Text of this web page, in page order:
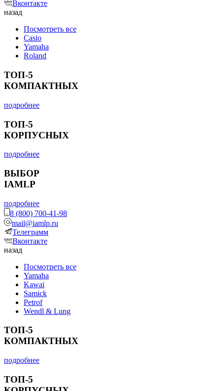
Вконтакте
назад
Посмотреть все
Casio
Yamaha
Roland
ТОП-5
КОМПАКТНЫХ
подробнее
ТОП-5
КОРПУСНЫХ
подробнее
ВЫБОР
IAMLP
подробнее
8 (800) 700-41-98
mail@iamlp.ru
Телеграмм
Вконтакте
назад
Посмотреть все
Yamaha
Kawai
Samick
Petrof
Wendl & Lung
ТОП-5
КОМПАКТНЫХ
подробнее
ТОП-5